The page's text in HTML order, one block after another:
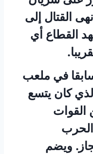
القتال إلى
القطاع أي
في ملعب
كان يتسع
القوات
الحرب
ويضم